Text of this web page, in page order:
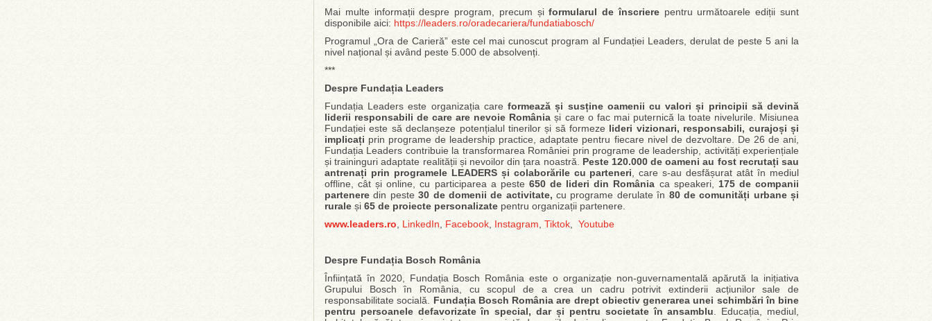
Mai multe informații despre program, precum șiformularul de înscrierepentru următoarele ediții sunt
disponibile aici: https://leaders.ro/oradecariera/fundatiabosch/
Programul „Ora de Carieră” este cel mai cunoscut program al Fundației Leaders, derulat de peste 5 ani la
nivel național și având peste 5.000 de absolvenți.
***
Despre Fundația Leaders
Fundația Leaders este organizația careformează și susține oamenii cu valori și principii să devină
liderii responsabili de care are nevoie România și care o fac mai puternică la toate nivelurile. Misiunea
Fundației este să declanșeze potențialul tinerilor și să formeze lideri vizionari, responsabili, curajoși și
implicați prin programe de leadership practice, adaptate pentru fiecare nivel de dezvoltare. De 26 de ani,
Fundația Leaders contribuie la transformarea României prin programe de leadership, activități experiențiale
și traininguri adaptate realității și nevoilor din țara noastră. Peste 120.000 de oameni au fost recrutați sau
antrenați prin programele LEADERS și colaborările cu parteneri , care s-au desfășurat atât în mediul
offline, cât și online, cu participarea a peste 650 de lideri din România ca speakeri, 175 de companii
partenere din peste30 de domenii de activitate, cu programe derulate în 80 de comunități urbane și
rurale și 65 de proiecte personalizate pentru organizații partenere.
www.leaders.ro
LinkedIn Facebook Instagram Tiktok Youtube
Despre Fundația Bosch România
Înființată în 2020, Fundația Bosch România este o organizație non-guvernamentală apărută la inițiativa
Grupului Bosch în România, cu scopul de a crea un cadru potrivit extinderii acțiunilor sale de
responsabilitate socială. Fundația Bosch România are drept obiectiv generarea unei schimbări în bine
pentru persoanele defavorizate în special, dar și pentru societate în ansamblu . Educația, mediul,